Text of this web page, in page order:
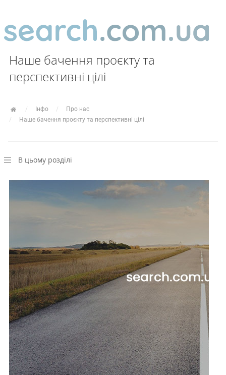
Наше бачення проєкту та
перспективні цілі
Інфо
Про нас
Наше бачення проєкту та перспективні цілі
В цьому розділі